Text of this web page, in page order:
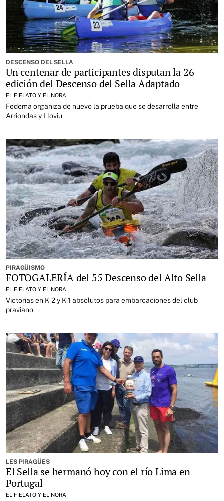
DESCENSO DEL SELLA
Un centenar de participantes disputan la 26
edición del Descenso del Sella Adaptado
EL FIELATO Y EL NORA
Fedema organiza de nuevo la prueba que se desarrolla entre
Arriondas y Lloviu
PIRAGÜISMO
FOTOGALERÍA del 55 Descenso del Alto Sella
EL FIELATO Y EL NORA
Victorias en K-2 y K-1 absolutos para embarcaciones del club
praviano
LES PIRAGÜES
El Sella se hermanó hoy con el río Lima en
Portugal
EL FIELATO Y EL NORA